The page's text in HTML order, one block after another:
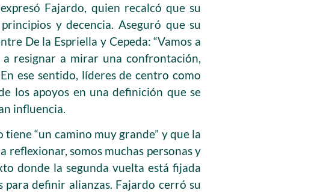
Fajardo, quien recalcó que su
y decencia. Aseguró que su
De la Espriella y Cepeda: “Vamos a
resignar a mirar una confrontación,
ese sentido, líderes de centro como
los apoyos en una definición que se
influencia.
“un camino muy grande” y que la
reflexionar, somos muchas personas y
donde la segunda vuelta está fijada
para definir alianzas. Fajardo cerró su